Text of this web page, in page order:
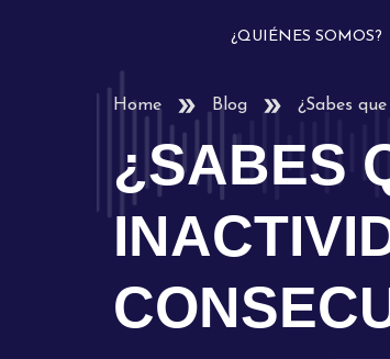
¿QUIÉNES SOMOS?
Home Blog ¿Sabes
¿SABES